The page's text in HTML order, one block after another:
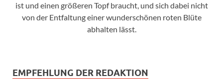
ist und einen größeren Topf braucht, und sich dabei nicht
von der Entfaltung einer wunderschönen roten Blüte
abhalten lässt.
EMPFEHLUNG DER REDAKTION